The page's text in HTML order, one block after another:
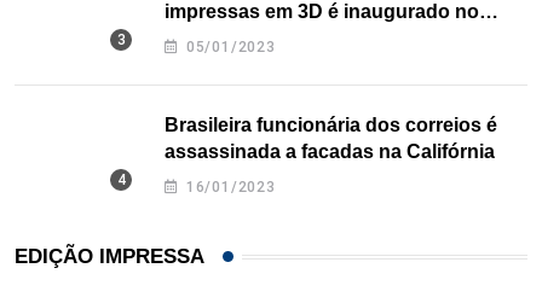
impressas em 3D é inaugurado no
Texas
05/01/2023
Brasileira funcionária dos correios é
assassinada a facadas na Califórnia
16/01/2023
EDIÇÃO IMPRESSA